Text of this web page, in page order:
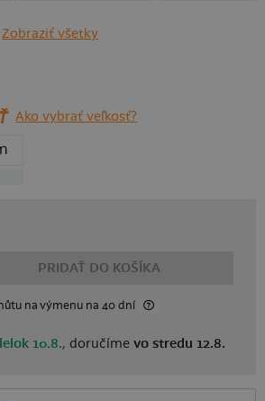
Zobraziť všetky
Ako vybrať veľkosť?
PRIDAŤ DO KOŠÍKA
na výmenu na 40 dní
10.8., doručímevo stredu 12.8.